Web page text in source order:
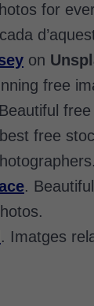
for
on
free
free
.
. Imatges